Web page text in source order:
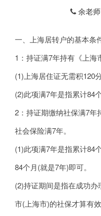
余老
一、上海居转户的基本条
1：持证满7年持有《上海
(1)上海居住证无需积120
(2)此项满7年是指累计84
2：持证期缴纳社保满7年
社会保险满7年。
(1)此项满7年是指累计84
84个月(就是7年)即可。
(2)持证期间是指在成功
市(上海市)的社保才算有效